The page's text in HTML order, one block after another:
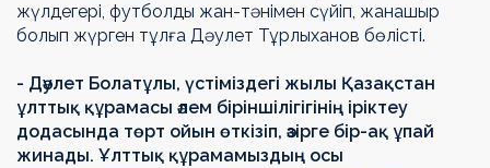
жүлдегері, футболды жан-тәнімен сүйіп, жанашыр
болып жүрген тұлға Дәулет Тұрлыханов бөлісті.
- Дәулет Болатұлы, үстіміздегі жылы Қазақстан
ұлттық құрамасы әлем біріншілігігінің іріктеу
додасында төрт ойын өткізіп, әзірге бір-ақ ұпай
жинады. Ұлттық құрамамыздың осы